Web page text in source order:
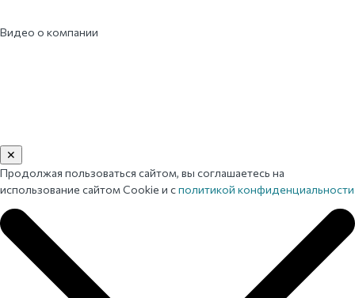
Видео о компании
✕
Продолжая пользоваться сайтом, вы соглашаетесь на
использование сайтом Cookie и сполитикой конфиденциальности